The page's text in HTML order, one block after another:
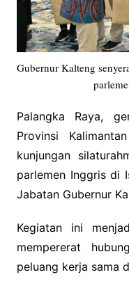
Gubernur Kalteng
Palangka Raya,
Provinsi
kunjungan
parlemen Inggris di
Jabatan Gubernur
Kegiatan ini
mempererat
peluang kerja sama